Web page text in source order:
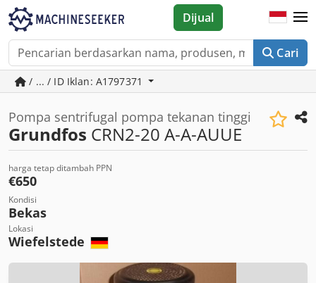
Cari
Dijual
/ ... / ID Iklan: A1797371
Pompa sentrifugal pompa tekanan tinggi
Grundfos CRN2-20 A-A-AUUE
harga tetap ditambah PPN
€650
Kondisi
Bekas
Lokasi
Wiefelstede